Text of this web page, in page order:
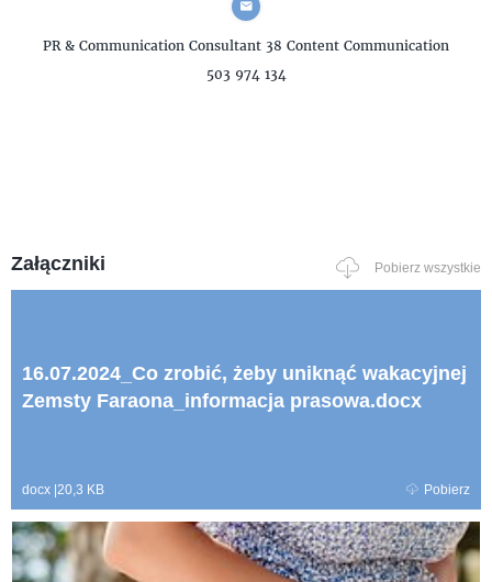
PR & Communication Consultant 38 Content Communication
503 974 134
Załączniki Pobierz wszystkie
16.07.2024_Co zrobić, żeby uniknąć wakacyjnej
Zemsty Faraona_informacja prasowa.docx
docx |20,3 KB Pobierz